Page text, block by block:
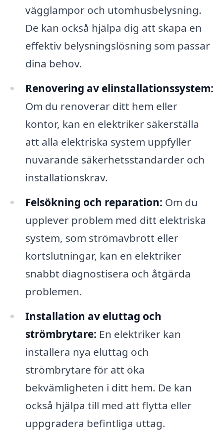
vägglampor och utomhusbelysning.
De kan också hjälpa dig att skapa en
effektiv belysningslösning som passar
dina behov.
Renovering av elinstallationssystem:
Om du renoverar ditt hem eller
kontor, kan en elektriker säkerställa
att alla elektriska system uppfyller
nuvarande säkerhetsstandarder och
installationskrav.
Felsökning och reparation: Om du
upplever problem med ditt elektriska
system, som strömavbrott eller
kortslutningar, kan en elektriker
snabbt diagnostisera och åtgärda
problemen.
Installation av eluttag och
strömbrytare: En elektriker kan
installera nya eluttag och
strömbrytare för att öka
bekvämligheten i ditt hem. De kan
också hjälpa till med att flytta eller
uppgradera befintliga uttag.